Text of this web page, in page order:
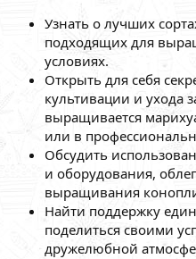
Узнать о лучших
подходящих для
условиях.
Открыть для себя
культивации и ухода
выращивается
или в
Обсудить
и оборудования,
выращивания
Найти поддержку
поделиться своими
дружелюбной